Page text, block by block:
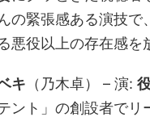
の緊張感ある演技で
悪役以上の存在感を
キ （乃木卓） – 演:
ント」の創設者でリ